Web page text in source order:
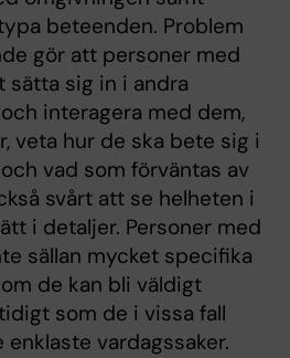
beteenden. Problem
gör att personer med
sätta sig in i andra
interagera med dem,
veta hur de ska bete sig i
vad som förväntas av
svårt att se helheten i
i detaljer. Personer med
sällan mycket specifika
de kan bli väldigt
som de i vissa fall
enklaste vardagssaker.